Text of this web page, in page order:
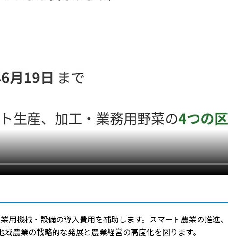
機械・設備の導入費用を補助します。スマート農業の推進
農業の戦略的な発展と農業経営の高度化を図ります。